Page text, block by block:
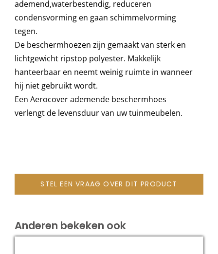
Verlichting
Onderhoud
Accessoires en Kado
Onze merken
ademend,waterbestendig, reduceren
condensvorming en gaan schimmelvorming
tegen.
De beschermhoezen zijn gemaakt van sterk en
lichtgewicht ripstop polyester. Makkelijk
hanteerbaar en neemt weinig ruimte in wanneer
hij niet gebruikt wordt.
Een Aerocover ademende beschermhoes
verlengt de levensduur van uw tuinmeubelen.
STEL EEN VRAAG OVER DIT PRODUCT
Anderen bekeken ook